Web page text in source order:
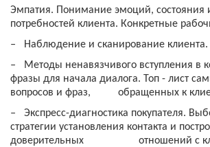
Эмпатия. Понимание эмоций, состояния
потребностей клиента. Конкретные
‒
Наблюдение и сканирование клиента.
‒
Методы ненавязчивого вступления в
фразы для начала диалога. Топ - лист
вопросов и фраз, обращенных к
‒
Экспресс-диагностика покупателя.
стратегии установления контакта и
доверительных отношений с